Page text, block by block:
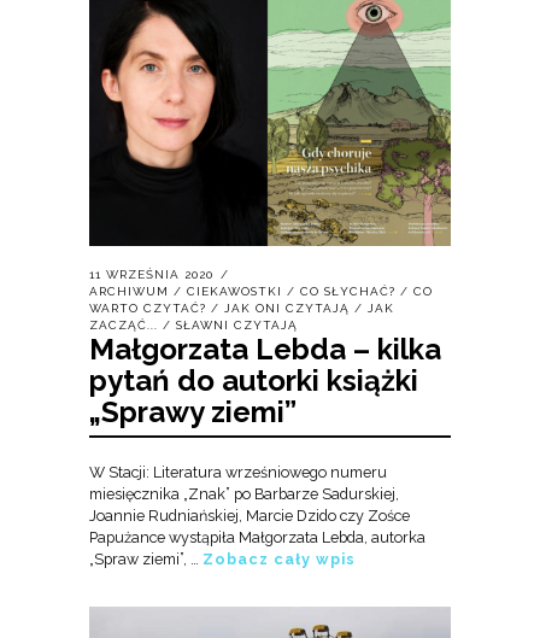
11 WRZEŚNIA 2020
ARCHIWUM
/ CIEKAWOSTKI / CO SŁYCHAĆ? / CO
WARTO CZYTAĆ? / JAK ONI CZYTAJĄ /
JAK
ZACZĄĆ...
/ SŁAWNI CZYTAJĄ
Małgorzata Lebda – kilka
pytań do autorki książki
„Sprawy ziemi”
W Stacji: Literatura wrześniowego numeru
miesięcznika „Znak” po Barbarze Sadurskiej,
Joannie Rudniańskiej, Marcie Dzido czy Zośce
Papużance wystąpiła Małgorzata Lebda, autorka
„Spraw ziemi”, … Zobacz cały wpis